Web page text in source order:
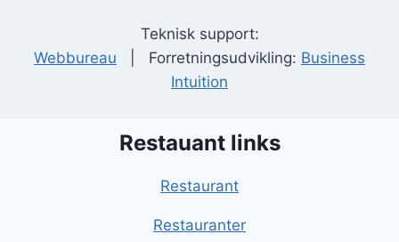
Teknisk support:
Webbureau | Forretningsudvikling: Business
Intuition
Restauant links
Restaurant
Restauranter